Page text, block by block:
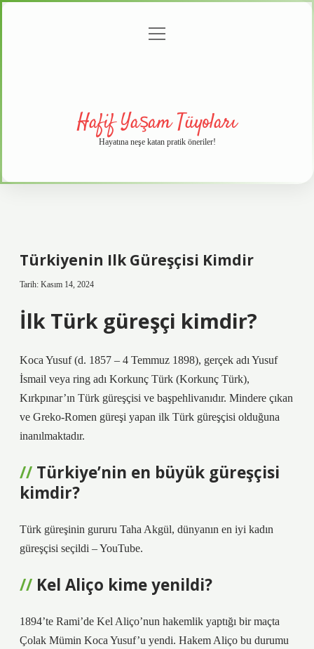
menüyü
Hafif Yaşam Tüyoları
Hayatına neşe katan pratik öneriler!
Türkiyenin Ilk Güreşçisi Kimdir
Tarih: Kasım 14, 2024
İlk Türk güreşçi kimdir?
Koca Yusuf (d. 1857 – 4 Temmuz 1898), gerçek adı Yusuf
İsmail veya ring adı Korkunç Türk (Korkunç Türk),
Kırkpınar’ın Türk güreşçisi ve başpehlivanıdır. Mindere çıkan
ve Greko-Romen güreşi yapan ilk Türk güreşçisi olduğuna
inanılmaktadır.
Türkiye’nin en büyük güreşçisi
kimdir?
Türk güreşinin gururu Taha Akgül, dünyanın en iyi kadın
güreşçisi seçildi – YouTube.
Kel Aliço kime yenildi?
1894’te Rami’de Kel Aliço’nun hakemlik yaptığı bir maçta
Çolak Mümin Koca Yusuf’u yendi. Hakem Aliço bu durumu